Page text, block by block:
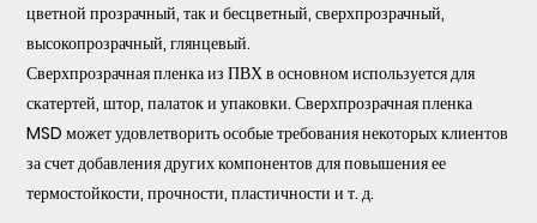
цветной прозрачный, так и бесцветный, сверхпрозрачный,
высокопрозрачный, глянцевый.
Сверхпрозрачная пленка из ПВХ в основном используется для
скатертей, штор, палаток и упаковки. Сверхпрозрачная пленка
MSD может удовлетворить особые требования некоторых клиентов
за счет добавления других компонентов для повышения ее
термостойкости, прочности, пластичности и т. д.